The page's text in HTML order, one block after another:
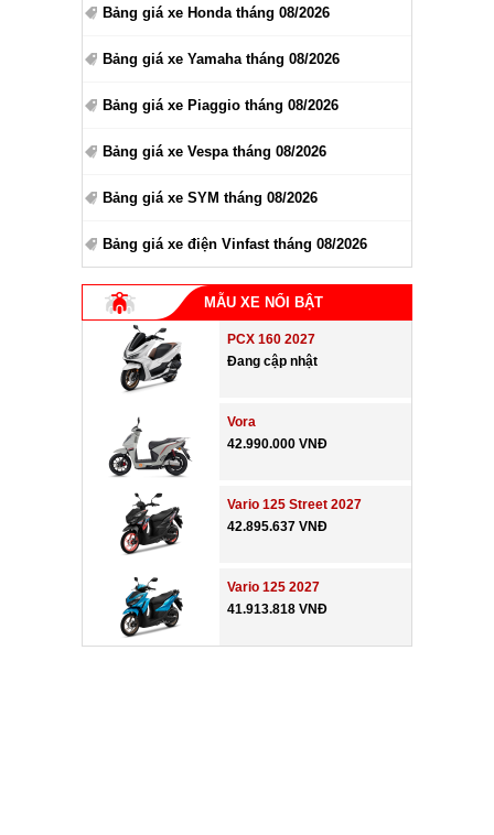
Bảng giá xe Honda tháng 08/2026
Bảng giá xe Yamaha tháng 08/2026
Bảng giá xe Piaggio tháng 08/2026
Bảng giá xe Vespa tháng 08/2026
Bảng giá xe SYM tháng 08/2026
Bảng giá xe điện Vinfast tháng 08/2026
MẪU XE NỔI BẬT
PCX 160 2027
Đang cập nhật
Vora
42.990.000 VNĐ
Vario 125 Street 2027
42.895.637 VNĐ
Vario 125 2027
41.913.818 VNĐ